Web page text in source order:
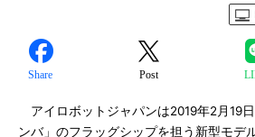
Share Post
アイロボットジャパンは2019年2月19
ンバ」のフラッグシップを担う新型モデ